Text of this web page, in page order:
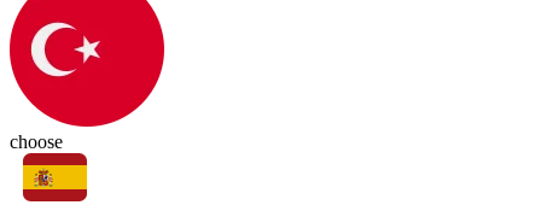
choose